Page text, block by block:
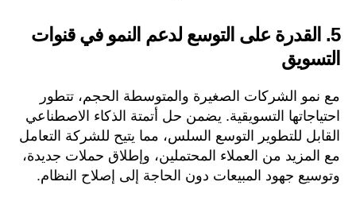
5.
القدرة على التوسع لدعم النمو في قنوات
التسويق
مع نمو الشركات الصغيرة والمتوسطة الحجم، تتطور
احتياجاتها التسويقية. يضمن حل أتمتة الذكاء الاصطناعي
القابل للتطوير التوسع السلس، مما يتيح للشركة التعامل
مع المزيد من العملاء المحتملين، وإطلاق حملات جديدة،
وتوسيع جهود المبيعات دون الحاجة إلى إصلاح النظام.